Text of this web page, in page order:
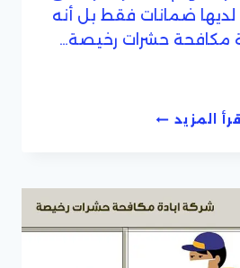
ضمانات فقط بل أنه
مكافحة حشرات رخيصة…
إقرأ المزيدشركة
بالضمان